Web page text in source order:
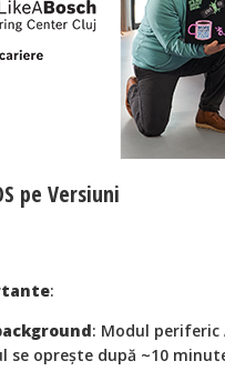
pe Versiuni
:
: Modul periferic
se oprește după ~10